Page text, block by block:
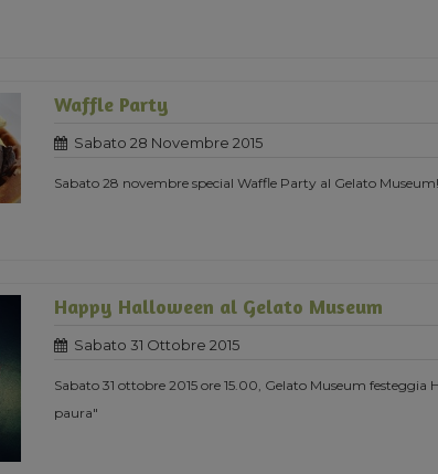
Waffle Party
Sabato 28 Novembre 2015
Sabato 28 novembre special Waffle Party al Gelato Museum!
Happy Halloween al Gelato Museum
Sabato 31 Ottobre 2015
Sabato 31 ottobre 2015 ore 15.00, Gelato Museum
paura"